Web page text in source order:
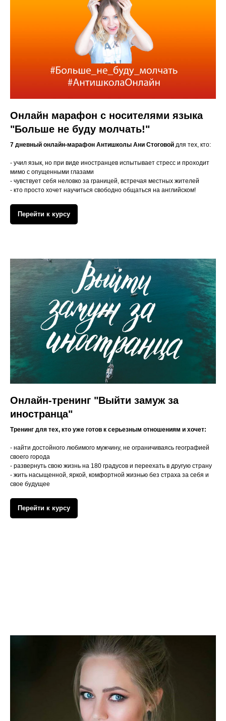
Онлайн марафон с носителями языка
"Больше не буду молчать!"
7 дневный онлайн-марафон Антишколы Ани Стоговой для тех, кто:
- учил язык, но при виде иностранцев испытывает стресс и проходит
мимо с опущенными глазами
- чувствует себя неловко за границей, встречая местных жителей
- кто просто хочет научиться свободно общаться на английском!
Перейти к курсу
Онлайн-тренинг "Выйти замуж за
иностранца"
Тренинг для тех, кто уже готов к серьезным отношениям и хочет:
- найти достойного любимого мужчину, не ограничиваясь географией
своего города
- развернуть свою жизнь на 180 градусов и переехать в другую страну
- жить насыщенной, яркой, комфортной жизнью без страха за себя и
свое будущее
Перейти к курсу